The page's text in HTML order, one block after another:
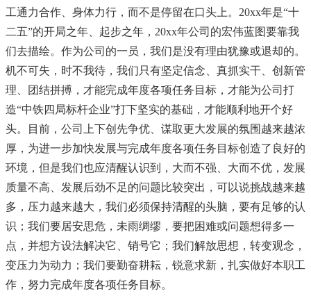
工通力合作、身体力行，而不是停留在口头上。20xx年是“十
二五”的开局之年、起步之年，20xx年公司的宏伟蓝图要靠我
们去描绘。作为公司的一员，我们是没有理由犹豫或退却的。
机不可失，时不我待，我们只有坚定信念、真抓实干、创新管
理、团结拼搏，才能完成年度各项任务目标，才能为公司打
造“中铁四局标杆企业”打下坚实的基础，才能顺利地开个好
头。目前，公司上下创先争优、谋取更大发展的氛围越来越浓
厚，为进一步加快发展与完成年度各项任务目标创造了良好的
环境，但是我们也应清醒认识到，大而不强、大而不优，发展
质量不高、发展后劲不足的问题比较突出，可以说挑战越来越
多，压力越来越大，我们必须保持清醒的头脑，要有足够的认
识；我们要居安思危，未雨绸缪，要把困难或问题想得多一
点，并想方设法解决它、销号它；我们解放思想，转变观念，
变压力为动力；我们要勤奋耕耘，锐意求新，扎实做好本职工
作，努力完成年度各项任务目标。